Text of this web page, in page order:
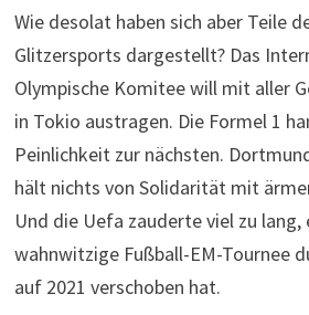
Wie desolat haben sich aber Teile
Glitzersports dargestellt? Das
Olympische Komitee will mit aller
in Tokio austragen. Die Formel 1
Peinlichkeit zur nächsten.
hält nichts von Solidarität mit
Und die Uefa zauderte viel zu lang,
wahnwitzige Fußball-EM-Tournee
auf 2021 verschoben hat.